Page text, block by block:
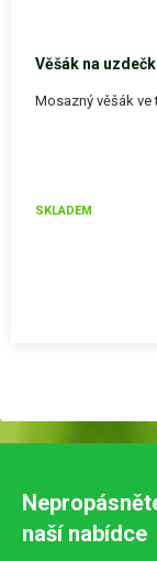
Věšák na
Mosazný věšák ve
SKLADEM
naší nabídce